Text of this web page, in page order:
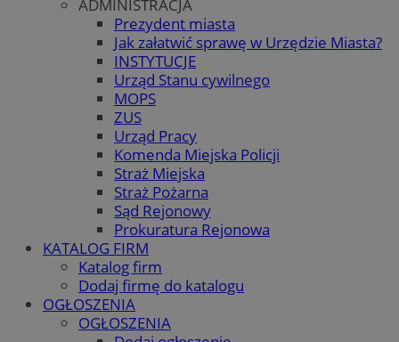
ADMINISTRACJA
Prezydent miasta
Jak załatwić sprawę w Urzędzie Miasta?
INSTYTUCJE
Urząd Stanu cywilnego
MOPS
ZUS
Urząd Pracy
Komenda Miejska Policji
Straż Miejska
Straż Pożarna
Sąd Rejonowy
Prokuratura Rejonowa
KATALOG FIRM
Katalog firm
Dodaj firmę do katalogu
OGŁOSZENIA
OGŁOSZENIA